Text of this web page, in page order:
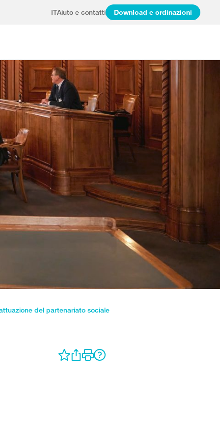
ITAiuto e contatti Download e ordinazioni
del partenariato sociale​